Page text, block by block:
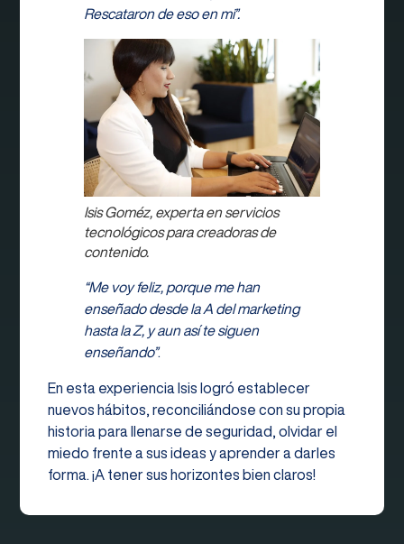
Rescataron de eso en mi”.
Isis Goméz, experta en servicios
tecnológicos para creadoras de
contenido.
“Me voy feliz, porque me han
enseñado desde la A del marketing
hasta la Z, y aun así te siguen
enseñando”.
En esta experiencia Isis logró establecer
nuevos hábitos, reconciliándose con su propia
historia para llenarse de seguridad, olvidar el
miedo frente a sus ideas y aprender a darles
forma. ¡A tener sus horizontes bien claros!